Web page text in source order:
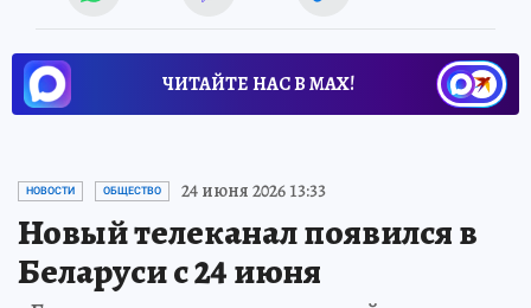
ЧИТАЙТЕ НАС В МАХ!
НОВОСТИ ОБЩЕСТВО 24 июня 2026 13:33
Новый телеканал появился в
Беларуси с 24 июня